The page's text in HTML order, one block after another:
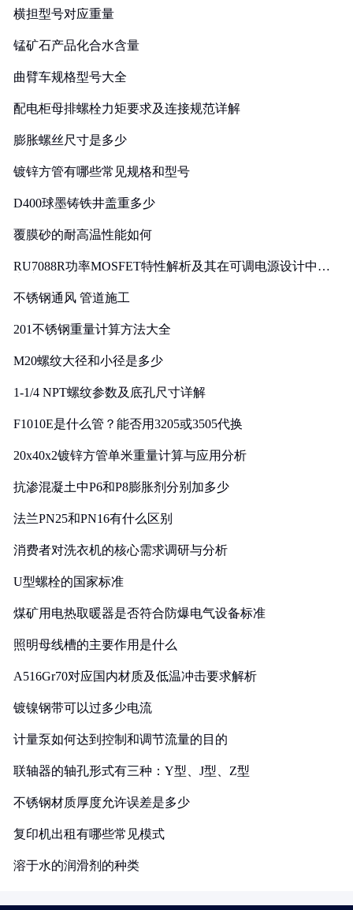
横担型号对应重量
锰矿石产品化合水含量
曲臂车规格型号大全
配电柜母排螺栓力矩要求及连接规范详解
膨胀螺丝尺寸是多少
镀锌方管有哪些常见规格和型号
D400球墨铸铁井盖重多少
覆膜砂的耐高温性能如何
RU7088R功率MOSFET特性解析及其在可调电源设计中的
不锈钢通风 管道施工
201不锈钢重量计算方法大全
M20螺纹大径和小径是多少
1-1/4 NPT螺纹参数及底孔尺寸详解
F1010E是什么管？能否用3205或3505代换
20x40x2镀锌方管单米重量计算与应用分析
抗渗混凝土中P6和P8膨胀剂分别加多少
法兰PN25和PN16有什么区别
消费者对洗衣机的核心需求调研与分析
U型螺栓的国家标准
煤矿用电热取暖器是否符合防爆电气设备标准
照明母线槽的主要作用是什么
A516Gr70对应国内材质及低温冲击要求解析
镀镍钢带可以过多少电流
计量泵如何达到控制和调节流量的目的
联轴器的轴孔形式有三种：Y型、J型、Z型
不锈钢材质厚度允许误差是多少
复印机出租有哪些常见模式
溶于水的润滑剂的种类